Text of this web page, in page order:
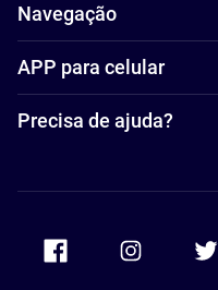
Navegação
APP para celular
Precisa de ajuda?